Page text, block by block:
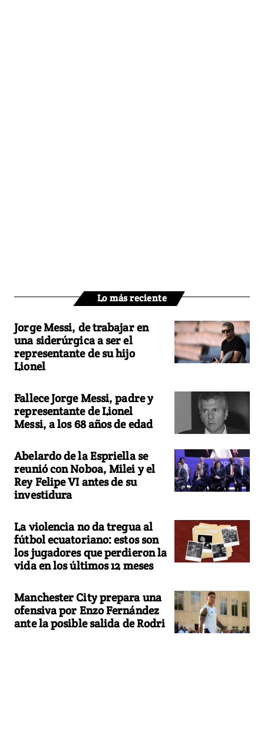
Lo más reciente
Jorge Messi, de trabajar en
una siderúrgica a ser el
representante de su hijo
Lionel
Fallece Jorge Messi, padre y
representante de Lionel
Messi, a los 68 años de edad
Abelardo de la Espriella se
reunió con Noboa, Milei y el
Rey Felipe VI antes de su
investidura
La violencia no da tregua al
fútbol ecuatoriano: estos son
los jugadores que perdieron la
vida en los últimos 12 meses
Manchester City prepara una
ofensiva por Enzo Fernández
ante la posible salida de Rodri